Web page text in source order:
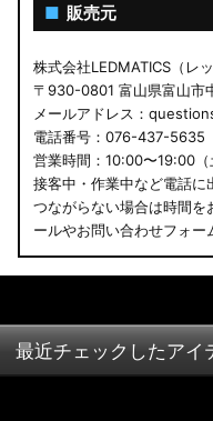
■ 販売元
株式会社LEDMATICS（レ
〒930-0801 富山県富山市
メールアドレス：
電話番号：076-437-5635
営業時間：10:00〜19:00（
接客中・作業中など電話に
つながらない場合は時間を
ールやお問い合わせフォー
最近チェックしたアイ